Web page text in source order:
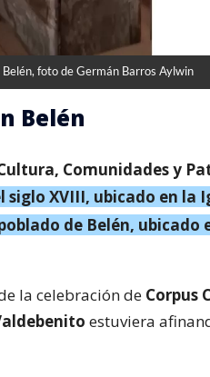
foto de Germán Barros Aylwin
Belén
Comunidades y
XVIII, ubicado en la
de Belén, ubicado
la celebración de Corpus
estuviera